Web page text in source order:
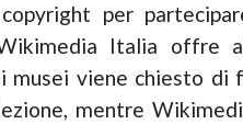
per
Italia offre
musei viene chiesto
mentre